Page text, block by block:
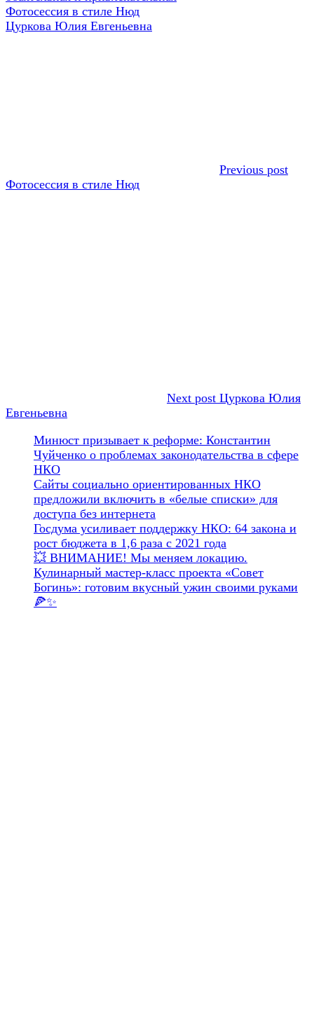
Навигация
по
Предыдущая
запись:
Фотосессия в стиле Нюд
Следующая
Цуркова Юлия Евгеньевна
Previous post
Фотосессия в стиле Нюд
Next post Цуркова Юлия
Евгеньевна
Минюст призывает к реформе: Константин
Чуйченко о проблемах законодательства в сфере
НКО
Сайты социально ориентированных НКО
предложили включить в «белые списки» для
доступа без интернета
Госдума усиливает поддержку НКО: 64 закона и
рост бюджета в 1,6 раза с 2021 года
💥 ВНИМАНИЕ! Мы меняем локацию.
Кулинарный мастер-класс проекта «Совет
Богинь»: готовим вкусный ужин своими руками
🍕✨